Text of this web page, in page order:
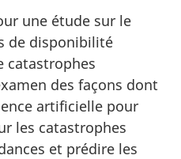
une étude sur le
de disponibilité
catastrophes
des façons dont
artificielle pour
les catastrophes
et prédire les